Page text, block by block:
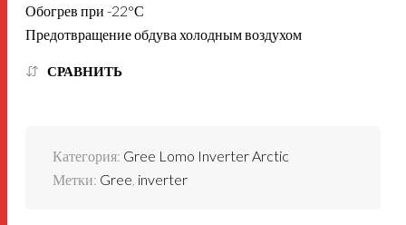
Обогрев при -22°С
Предотвращение обдува холодным воздухом
СРАВНИТЬ
Категория: Gree Lomo Inverter Arctic
Метки: Gree inverter